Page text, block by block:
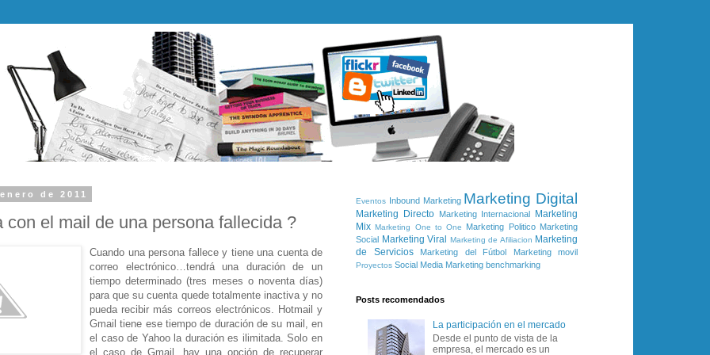
de 2011
con el mail de una persona fallecida ?
Cuando una persona fallece y tiene una cuenta de
correo electrónico…tendrá una duración de un
tiempo determinado (tres meses o noventa días)
para que su cuenta quede totalmente inactiva y no
pueda recibir más correos electrónicos. Hotmail y
Gmail tiene ese tiempo de duración de su mail, en
el caso de Yahoo la duración es ilimitada. Solo en
el caso de Gmail, hay una opción de recuperar
Eventos Inbound Marketing Marketing Digital
Marketing Directo Marketing Internacional
Marketing
Mix Marketing One to One Marketing Politico Marketing
Social Marketing Viral Marketing de Afiliacion Marketing
de Servicios
Marketing del Fútbol Marketing movil
Proyectos Social Media Marketing benchmarking
Posts recomendados
La participación en el mercado
Desde el punto de vista de la
empresa, el mercado es un